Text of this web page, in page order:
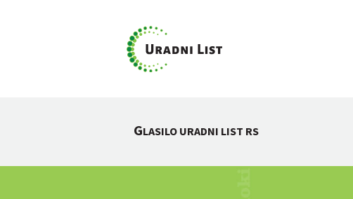
GLASILO URADNI LIST RS